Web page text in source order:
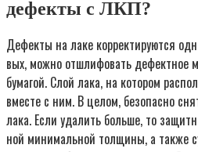
дефекты с ЛКП?
Дефек­ты на лаке кор­рек­ти­ру­ют­ся
вых, мож­но отшли­фо­вать дефект­ное
бума­гой. Слой лака, на кото­ром
вме­сте с ним. В целом, без­опас­но
лака. Если уда­лить боль­ше, то
ной мини­маль­ной тол­щи­ны, а так­же